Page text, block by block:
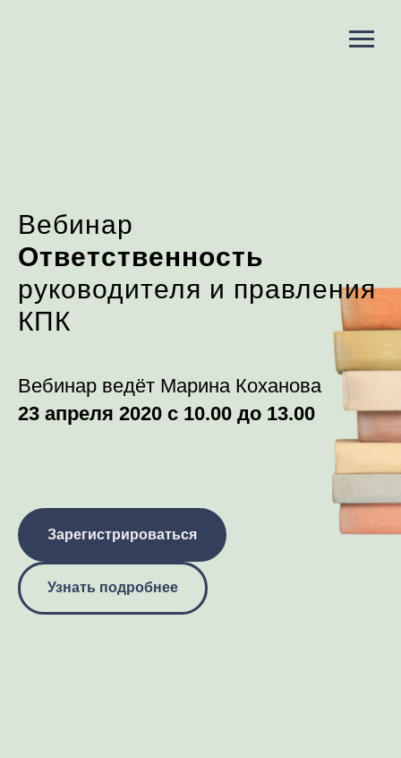
Вебинар
Ответственность
руководителя и правления
КПК
Вебинар ведёт Марина Коханова
23 апреля 2020 с 10.00 до 13.00
Зарегистрироваться
Узнать подробнее